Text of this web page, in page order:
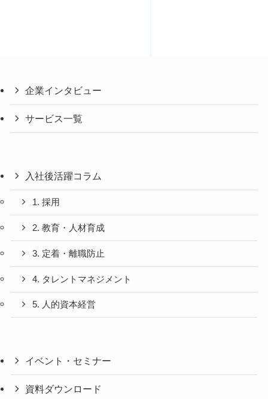
企業インタビュー
サービス一覧
入社後活躍コラム
1. 採用
2. 教育・人材育成
3. 定着・離職防止
4. タレントマネジメント
5. 人的資本経営
イベント・セミナー
資料ダウンロード